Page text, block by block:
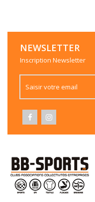
NEWSLETTER
Inscription Newsletter